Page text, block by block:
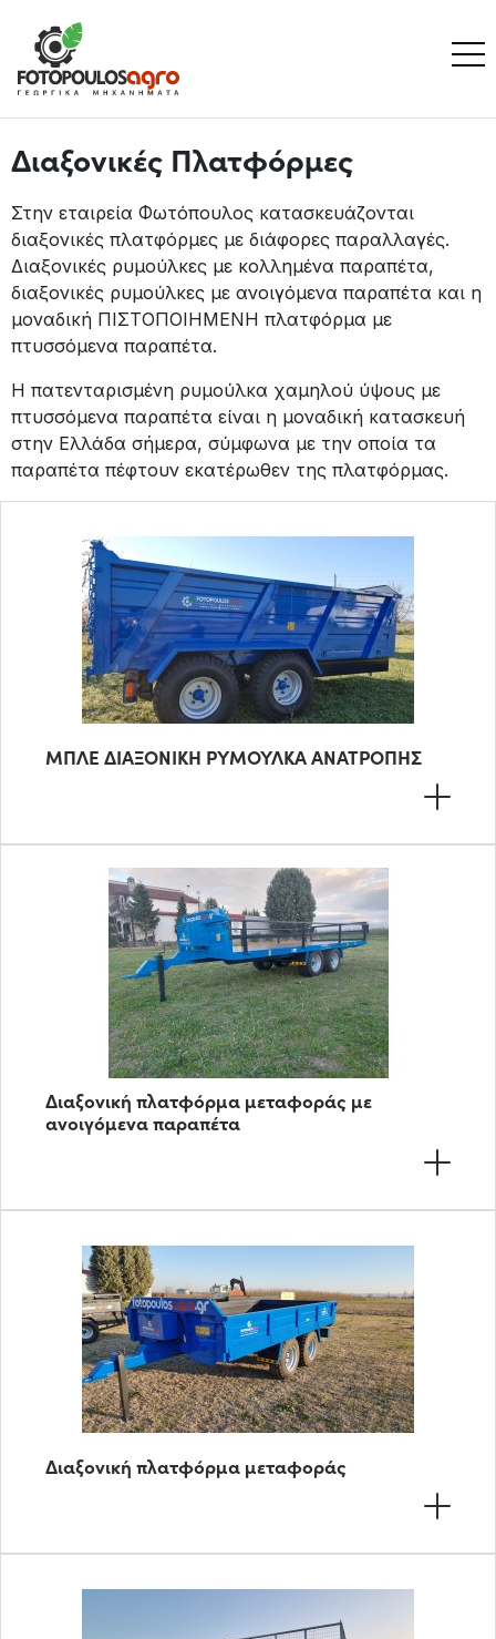
Διαξονικές Πλατφόρμες
Στην εταιρεία Φωτόπουλος κατασκευάζονται
διαξονικές πλατφόρμες με διάφορες παραλλαγές.
Διαξονικές ρυμούλκες με κολλημένα παραπέτα,
διαξονικές ρυμούλκες με ανοιγόμενα παραπέτα και η
μοναδική ΠΙΣΤΟΠΟΙΗΜΕΝΗ πλατφόρμα με
πτυσσόμενα παραπέτα.
Η πατενταρισμένη ρυμούλκα χαμηλού ύψους με
πτυσσόμενα παραπέτα είναι η μοναδική κατασκευή
στην Ελλάδα σήμερα, σύμφωνα με την οποία τα
παραπέτα πέφτουν εκατέρωθεν της πλατφόρμας.
ΜΠΛΕ ΔΙΑΞΟΝΙΚΗ ΡΥΜΟΥΛΚΑ ΑΝΑΤΡΟΠΗΣ
Διαξονική πλατφόρμα μεταφοράς με
ανοιγόμενα παραπέτα
Διαξονική πλατφόρμα μεταφοράς